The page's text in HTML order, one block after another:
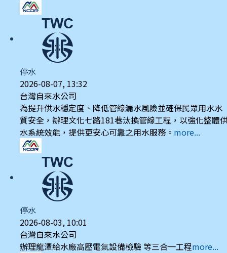
停水
2026-08-07, 13:32
台灣自來水公司
為提升供水穩定度、降低管線漏水風險並確保民眾用水水
質安全，辦理文化七路181巷汰換管線工程，以強化整體
水系統效能，提供更安心可靠之用水服務。 more...
停水
2026-08-03, 10:01
台灣自來水公司
辦理龍潭給水廠高壓電氣設備檢驗 等三合一工程more...